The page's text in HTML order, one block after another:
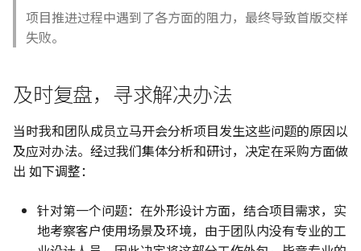
项目推进过程中遇到了各方面的阻力，最终导致首版交样
失败。
及时复盘，寻求解决办法
当时我和团队成员立马开会分析项目发生这些问题的原因以
及应对办法。经过我们集体分析和研讨，决定在采购方面做
出 如下调整：
针对第一个问题：在外形设计方面，结合项目需求，实
地考察客户使用场景及环境，由于团队内没有专业的工